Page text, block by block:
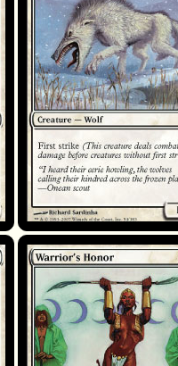
Honneur du guerrier